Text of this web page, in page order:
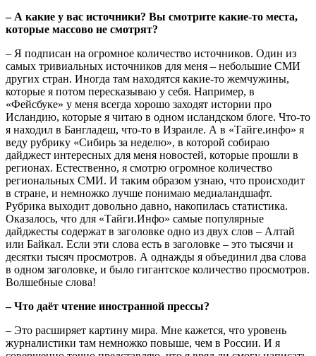
– А какие у вас источники? Вы смотрите какие-то места,
которые массово не смотрят?
– Я подписан на огромное количество источников. Один из
самых тривиальных источников для меня – небольшие СМИ
других стран. Иногда там находятся какие-то жемчужины,
которые я потом пересказываю у себя. Например, в
«Фейсбуке» у меня всегда хорошо заходят истории про
Исландию, которые я читаю в одном исландском блоге. Что-то
я находил в Бангладеш, что-то в Израиле. А в «Тайге.инфо» я
веду рубрику «Сибирь за неделю», в которой собираю
дайджест интересных для меня новостей, которые прошли в
регионах. Естественно, я смотрю огромное количество
региональных СМИ. И таким образом узнаю, что происходит
в стране, и немножко лучше понимаю медиаландшафт.
Рубрика выходит довольно давно, накопилась статистика.
Оказалось, что для «Тайги.Инфо» самые популярные
дайджесты содержат в заголовке одно из двух слов – Алтай
или Байкал. Если эти слова есть в заголовке – это тысячи и
десятки тысяч просмотров. А однажды я объединил два слова
в одном заголовке, и было гигантское количество просмотров.
Волшебные слова!
– Что даёт чтение иностранной прессы?
– Это расширяет картину мира. Мне кажется, что уровень
журналистики там немножко повыше, чем в России. И я